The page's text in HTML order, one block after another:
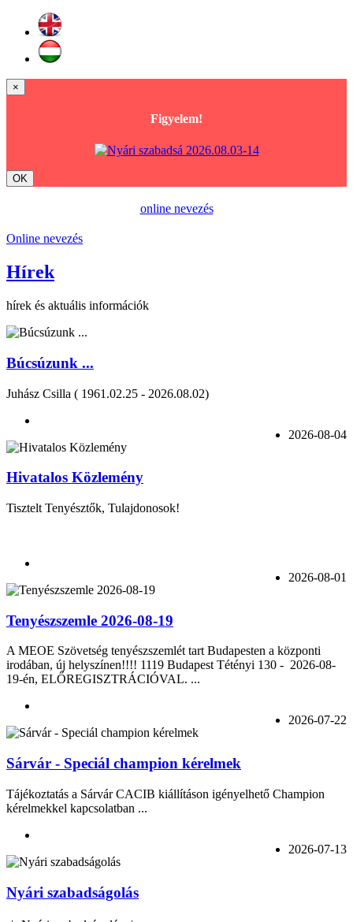
×
Figyelem!
OK
online nevezés
Online nevezés
Hírek
hírek és aktuális információk
Búcsúzunk ...
Juhász Csilla ( 1961.02.25 - 2026.08.02)
2026-08-04
Hivatalos Közlemény
Tisztelt Tenyésztők, Tulajdonosok!
2026-08-01
Tenyészszemle 2026-08-19
A MEOE Szövetség tenyészszemlét tart Budapesten a központi
irodában, új helyszínen!!!! 1119 Budapest Tétényi 130 - 2026-08-
19-én, ELŐREGISZTRÁCIÓVAL. ...
2026-07-22
Sárvár - Speciál champion kérelmek
Tájékoztatás a Sárvár CACIB kiállításon igényelhető Champion
kérelmekkel kapcsolatban ...
2026-07-13
Nyári szabadságolás